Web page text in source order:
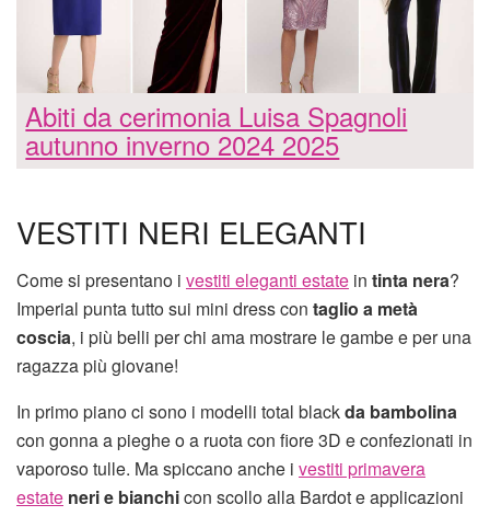
Abiti da cerimonia Luisa Spagnoli
autunno inverno 2024 2025
VESTITI NERI ELEGANTI
Come si presentano i vestiti eleganti estate in tinta nera?
Imperial punta tutto sui mini dress con taglio a metà
coscia, i più belli per chi ama mostrare le gambe e per una
ragazza più giovane!
In primo piano ci sono i modelli total blackda bambolina
con gonna a pieghe o a ruota con fiore 3D e confezionati in
vaporoso tulle. Ma spiccano anche i vestiti primavera
estate neri e bianchicon scollo alla Bardot e applicazioni